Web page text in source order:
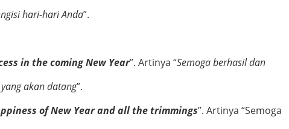
hari-hari Anda”.
in the coming New Year”. Artinya “Semoga berhasil dan
akan datang”.
of New Year and all the trimmings”. Artinya “Semoga